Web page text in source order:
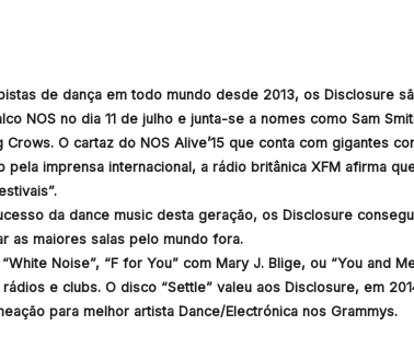
de dança em todo mundo desde 2013, os Disclosure
NOS no dia 11 de julho e junta-se a nomes como Sam
Crows. O cartaz do NOS Alive’15 que conta com gigantes
pela imprensa internacional, a rádio britânica XFM afirma
da dance music desta geração, os Disclosure
as maiores salas pelo mundo fora.
“White Noise”, “F for You” com Mary J. Blige, ou “You and
e clubs. O disco “Settle” valeu aos Disclosure, em
para melhor artista Dance/Electrónica nos Grammys.